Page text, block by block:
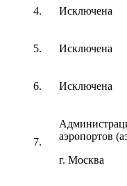
4. Исключена
5. Исключена
6. Исключена
7.
аэропортов
г. Москва